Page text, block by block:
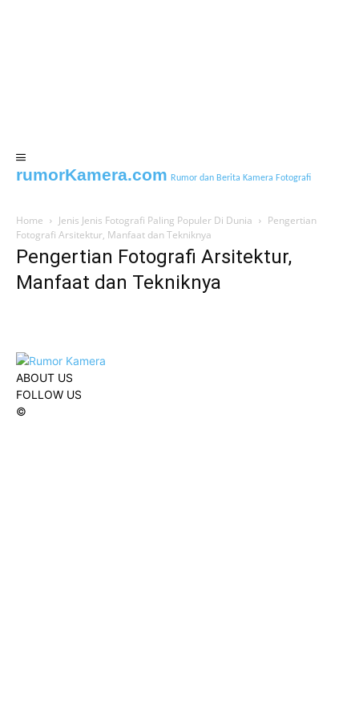
rumorKamera.com Rumor dan Berita Kamera Fotografi
Home Jenis Jenis Fotografi Paling Populer Di Dunia
Pengertian
Fotografi Arsitektur, Manfaat dan Tekniknya
Pengertian Fotografi Arsitektur,
Manfaat dan Tekniknya
ABOUT US
FOLLOW US
©